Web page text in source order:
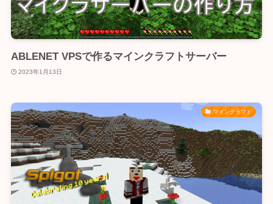
ABLENET VPSで作るマインクラフトサーバー
2023年1月13日
マインクラフト